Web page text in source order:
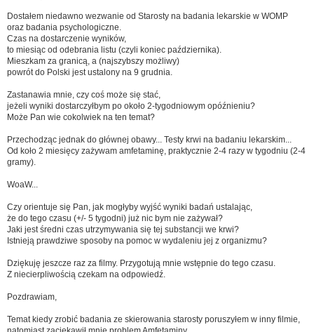
Dostałem niedawno wezwanie od Starosty na badania lekarskie w WOMP
oraz badania psychologiczne.
Czas na dostarczenie wyników,
to miesiąc od odebrania listu (czyli koniec października).
Mieszkam za granicą, a (najszybszy możliwy)
powrót do Polski jest ustalony na 9 grudnia.
Zastanawia mnie, czy coś może się stać,
jeżeli wyniki dostarczyłbym po około 2-tygodniowym opóźnieniu?
Może Pan wie cokolwiek na ten temat?
Przechodząc jednak do głównej obawy... Testy krwi na badaniu lekarskim...
Od koło 2 miesięcy zażywam amfetaminę, praktycznie 2-4 razy w tygodniu (2-4
gramy).
WoaW...
Czy orientuje się Pan, jak mogłyby wyjść wyniki badań ustalając,
że do tego czasu (+/- 5 tygodni) już nic bym nie zażywał?
Jaki jest średni czas utrzymywania się tej substancji we krwi?
Istnieją prawdziwe sposoby na pomoc w wydaleniu jej z organizmu?
Dziękuję jeszcze raz za filmy. Przygotują mnie wstępnie do tego czasu.
Z niecierpliwością czekam na odpowiedź.
Pozdrawiam,
Temat kiedy zrobić badania ze skierowania starosty poruszyłem w inny filmie,